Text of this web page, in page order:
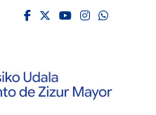
de
facebook
twitter
youtube